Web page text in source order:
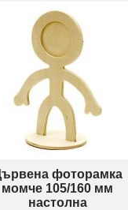
фоторамка
момче 105/160 мм
настолна